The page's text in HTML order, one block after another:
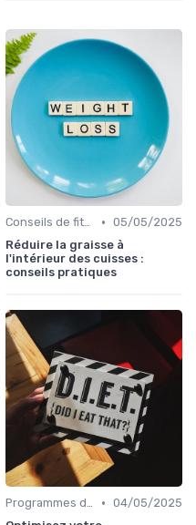
Conseils de fitness • 05/05/2025
Réduire la graisse à
l'intérieur des cuisses :
conseils pratiques
Programmes d'entraînement • 04/05/2025